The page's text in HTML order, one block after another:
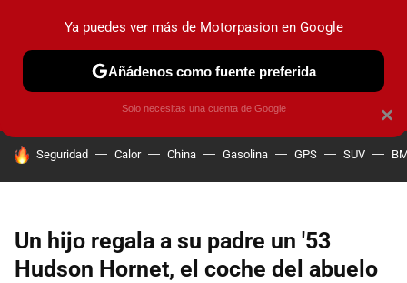
PRUEBAS COCHES ELÉCTRICOS OBSERVATORIO
HOY SE HABLA DE
Seguridad Calor China Gasolina GPS SUV
Un hijo regala a su padre un '53
Hudson Hornet, el coche del abuelo
×
Ya puedes ver más de Motorpasion en Google
Añádenos como fuente preferida
Solo necesitas una cuenta de Google